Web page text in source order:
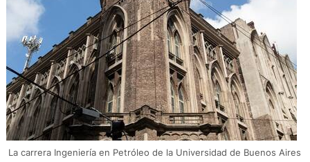
La carrera Ingeniería en Petróleo de la Universidad de Buenos Aires